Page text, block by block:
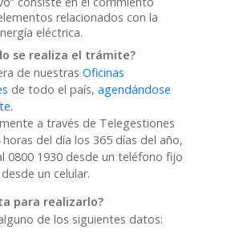
relacionados con la
eléctrica.
se realiza el trámite?
de nuestras Oficinas
de todo el país, agendándose
a través de Telegestiones
horas del día los 365 días del año,
0800 1930 desde un teléfono fijo
un celular.
para realizarlo?
de los siguientes datos: